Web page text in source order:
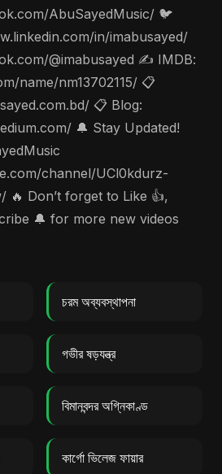
AbuSayedMusic/ 🐦
in/imabusayed/
@imabusayed ✍️ IMDB:
name/nm13702115/ 📋
📋 Blog:
🔔 Stay Updated!
channel/UCl0kdurz-
🔥 Don’t forget to Like 👍,
🔔 for more new videos
চরম অব্যবস্থাপনা
গভীর ষড়যন্ত্র
বিমানবন্দর অগ্নিকাণ্ড
কার্গো ভিলেজ ফায়ার